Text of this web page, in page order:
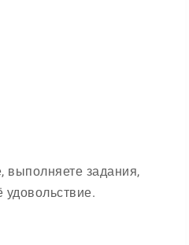
выполняете задания,
удовольствие.